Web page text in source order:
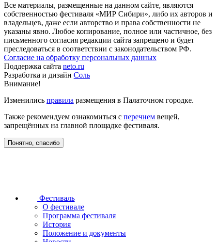
Все материалы, размещенные на данном сайте, являются
собственностью фестиваля «МИР Сибири», либо их авторов и
владельцев, даже если авторство и права собственности не
указаны явно. Любое копирование, полное или частичное, без
письменного согласия редакции сайта запрещено и будет
преследоваться в соответствии с законодательством РФ.
Согласие на обработку персональных данных
Поддержка сайта neto.ru
Разработка и дизайн Соль
Внимание!
Изменились правила размещения в Палаточном городке.
Также рекомендуем ознакомиться с перечнем вещей,
запрещённых на главной площадке фестиваля.
Понятно, спасибо
Фестиваль
О фестивале
Программа фестиваля
История
Положение и документы